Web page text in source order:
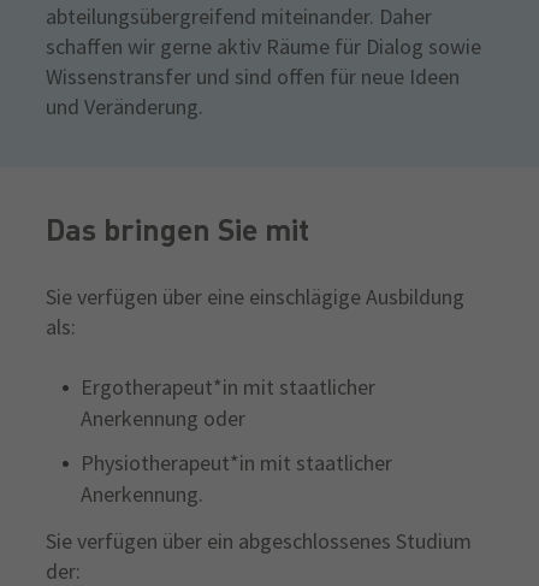
abteilungsübergreifend miteinander. Daher
schaffen wir gerne aktiv Räume für Dialog sowie
Wissenstransfer und sind offen für neue Ideen
und Veränderung.
Das bringen Sie mit
Sie verfügen über eine einschlägige Ausbildung
als:
Ergotherapeut*in mit staatlicher
Anerkennung oder
Physiotherapeut*in mit staatlicher
Anerkennung.
Sie verfügen über ein abgeschlossenes Studium
der: